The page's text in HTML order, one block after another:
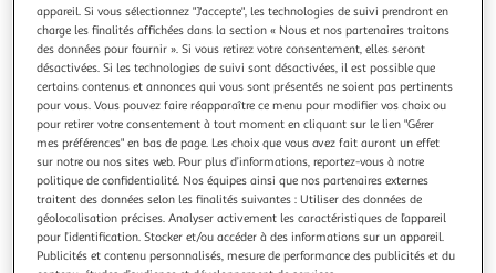
AS-TU DEJA VU..?, Martin-Bachy Maud
De drôles de petites créatures envahissent des oeuvres
célèbres ! Elles se faufilent dans la grotte de Lascaux, entre
les boîtes de conserve d'Andy Warhol, sur la tête de Louis
XIV, la chambre de van Gogh ou sur le pont du jardin de
Monet... Un cherche et trouve doublé d'un malicieux regard
posé sur
En savoir +
Vous voulez connaître le prix de ce produit ?
appareil. Si vous sélectionnez "J'accepte", les technologies de suivi prendront en
charge les finalités affichées dans la section « Nous et nos partenaires traitons
des données pour fournir ». Si vous retirez votre consentement, elles seront
désactivées. Si les technologies de suivi sont désactivées, il est possible que
certains contenus et annonces qui vous sont présentés ne soient pas pertinents
pour vous. Vous pouvez faire réapparaître ce menu pour modifier vos choix ou
pour retirer votre consentement à tout moment en cliquant sur le lien "Gérer
mes préférences" en bas de page. Les choix que vous avez fait auront un effet
sur notre ou nos sites web. Pour plus d’informations, reportez-vous à notre
politique de confidentialité. Nos équipes ainsi que nos partenaires externes
traitent des données selon les finalités suivantes : Utiliser des données de
géolocalisation précises. Analyser activement les caractéristiques de l’appareil
pour l’identification. Stocker et/ou accéder à des informations sur un appareil.
Publicités et contenu personnalisés, mesure de performance des publicités et du